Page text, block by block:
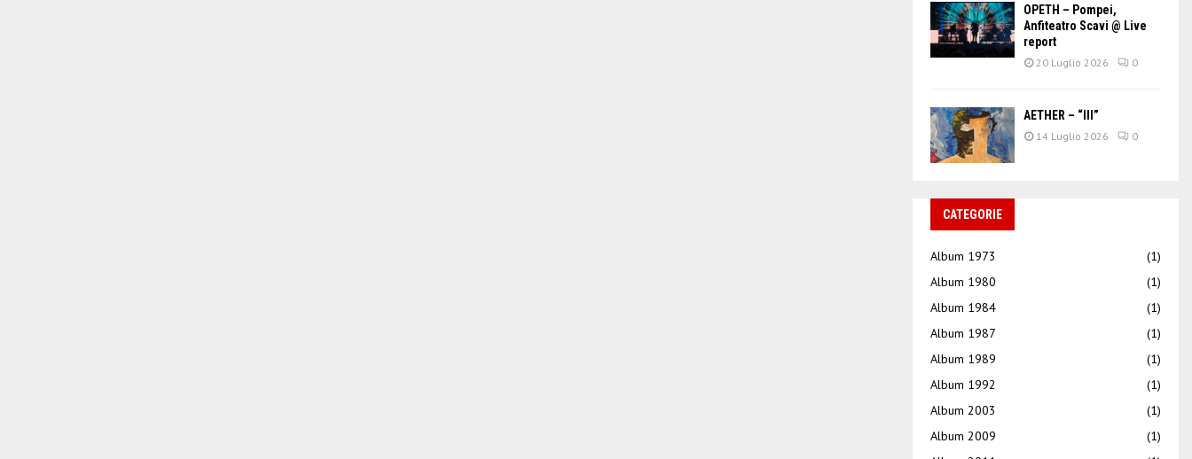
OPETH – Pompei,
Anfiteatro Scavi @ Live
report
20 Luglio 2026 0
AETHER – “III”
14 Luglio 2026 0
CATEGORIE
Album 1973
(1)
Album 1980
(1)
Album 1984
(1)
Album 1987
(1)
Album 1989
(1)
Album 1992
(1)
Album 2003
(1)
Album 2009
(1)